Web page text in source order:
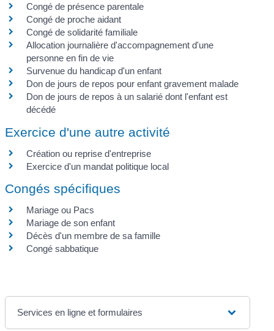
Congé de présence parentale
Congé de proche aidant
Congé de solidarité familiale
Allocation journalière d'accompagnement d'une
personne en fin de vie
Survenue du handicap d'un enfant
Don de jours de repos pour enfant gravement malade
Don de jours de repos à un salarié dont l'enfant est
décédé
Exercice d'une autre activité
Création ou reprise d'entreprise
Exercice d'un mandat politique local
Congés spécifiques
Mariage ou Pacs
Mariage de son enfant
Décès d'un membre de sa famille
Congé sabbatique
Services en ligne et formulaires